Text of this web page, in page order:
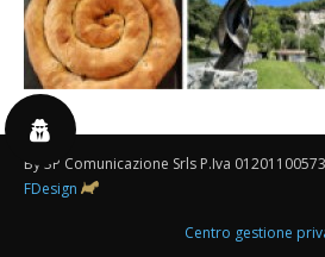
By 3P Comunicazione Srls P.Iva
FDesign
Centro gestione